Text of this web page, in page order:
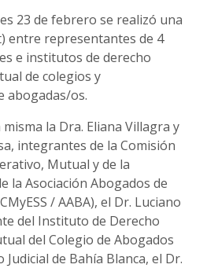
23 de febrero se realizó una
entre representantes de 4
e institutos de derecho
de colegios y
abogadas/os.
la Dra. Eliana Villagra y
integrantes de la Comisión
Mutual y de la
la Asociación Abogados de
/ AABA), el Dr. Luciano
del Instituto de Derecho
del Colegio de Abogados
de Bahía Blanca, el Dr.